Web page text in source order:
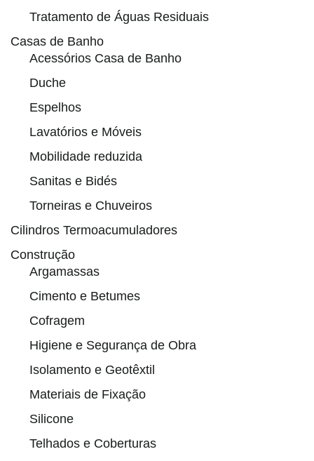
Tratamento de Águas Residuais
Casas de Banho
Acessórios Casa de Banho
Duche
Espelhos
Lavatórios e Móveis
Mobilidade reduzida
Sanitas e Bidés
Torneiras e Chuveiros
Cilindros Termoacumuladores
Construção
Argamassas
Cimento e Betumes
Cofragem
Higiene e Segurança de Obra
Isolamento e Geotêxtil
Materiais de Fixação
Silicone
Telhados e Coberturas